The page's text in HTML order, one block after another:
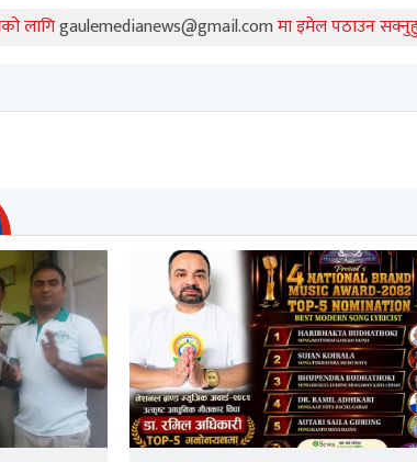
लागिgaulemedianews@gmail.comमा इमेल पठाउन